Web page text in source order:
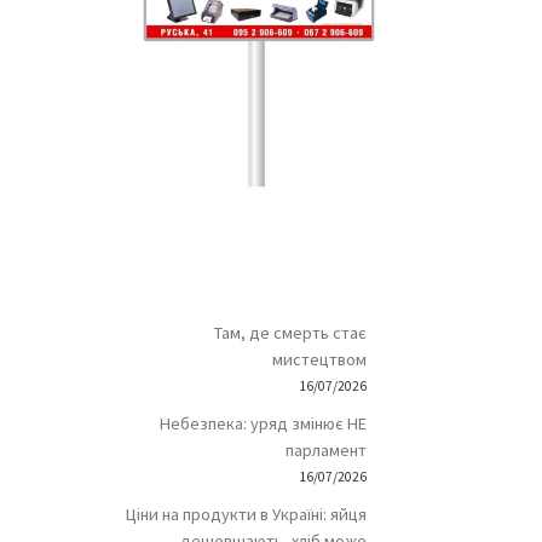
Там, де смерть стає
мистецтвом
16/07/2026
Небезпека: уряд змінює НЕ
парламент
16/07/2026
Ціни на продукти в Україні: яйця